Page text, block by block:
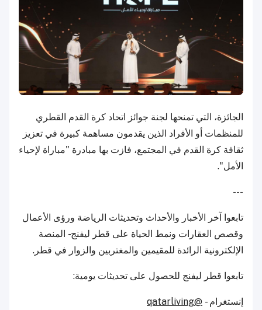
الجائزة، التي تمنحها لجنة جوائز اتحاد كرة القدم القطري
للمنظمات أو الأفراد الذين يقدمون مساهمة كبيرة في تعزيز
ثقافة كرة القدم في المجتمع، فازت بها مبادرة "مباراة لإحياء
الأمل".
---
تابعوا آخر الأخبار والأحداث وتحديثات الرياضة ورؤى الأعمال
وقصص العقارات ونمط الحياة على قطر ليفنج - المنصة
الإلكترونية الرائدة للمقيمين والمغتربين والزوار في قطر.
تابعوا قطر ليفنج للحصول على تحديثات يومية:
إنستغرام - @qatarliving